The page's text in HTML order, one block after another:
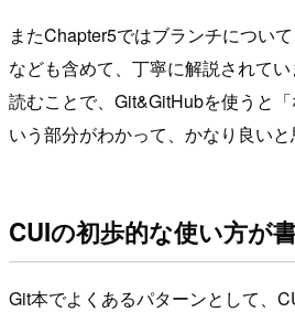
またChapter5ではブランチについ
なども含めて、丁寧に解説されて
読むことで、Git&GitHubを使うと
いう部分がわかって、かなり良いと
CUIの初歩的な使い方が
Git本でよくあるパターンとして、